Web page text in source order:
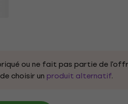
ou ne fait pas partie de
choisir un produit alternatif.